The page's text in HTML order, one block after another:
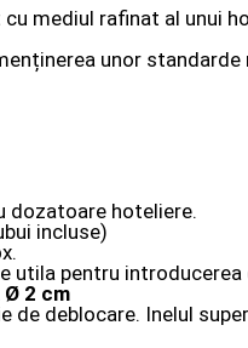
mediul rafinat al unui
unor
dozatoare hoteliere.
incluse)
utila pentru introducerea
Ø 2 cm
de deblocare. Inelul